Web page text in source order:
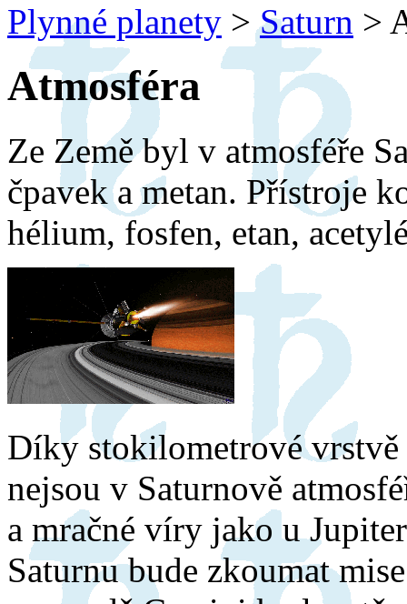
Plynné planety > Saturn >
Atmosféra
Ze Země byl v atmosféře
čpavek a metan. Přístroje
hélium, fosfen, etan,
Díky stokilometrové
nejsou v Saturnově
a mračné víry jako u
Saturnu bude zkoumat